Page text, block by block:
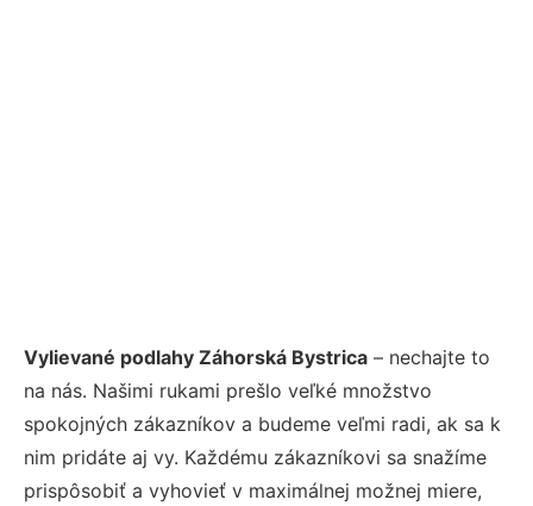
Vylievané podlahy Záhorská Bystrica – nechajte to
na nás. Našimi rukami prešlo veľké množstvo
spokojných zákazníkov a budeme veľmi radi, ak sa k
nim pridáte aj vy. Každému zákazníkovi sa snažíme
prispôsobiť a vyhovieť v maximálnej možnej miere,